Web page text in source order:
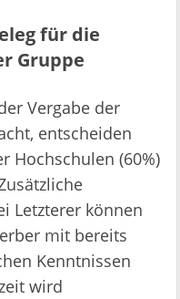
für die
Gruppe
Vergabe der
entscheiden
Hochschulen (60%)
Letzterer können
mit bereits
Kenntnissen
wird